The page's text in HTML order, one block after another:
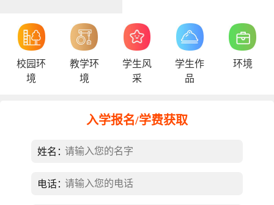
校园环
境
教学环
境
学生风
采
学生作
品
环境
入学报名/学费获取
姓名：
电话：